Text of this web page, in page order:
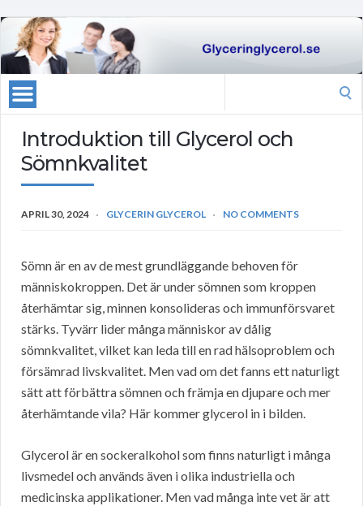
Introduktion till Glycerol och
Sömnkvalitet
APRIL 30, 2024 GLYCERIN GLYCEROL NO COMMENTS
Sömn är en av de mest grundläggande behoven för
människokroppen. Det är under sömnen som kroppen
återhämtar sig, minnen konsolideras och immunförsvaret
stärks. Tyvärr lider många människor av dålig
sömnkvalitet, vilket kan leda till en rad hälsoproblem och
försämrad livskvalitet. Men vad om det fanns ett naturligt
sätt att förbättra sömnen och främja en djupare och mer
återhämtande vila? Här kommer glycerol in i bilden.
Glycerol är en sockeralkohol som finns naturligt i många
livsmedel och används även i olika industriella och
medicinska applikationer. Men vad många inte vet är att